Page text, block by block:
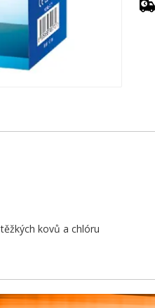
kovů a chlóru